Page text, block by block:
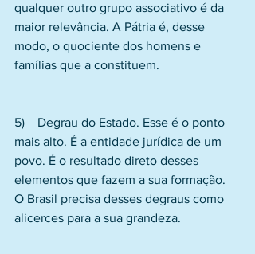
qualquer outro grupo associativo é da
maior relevância. A Pátria é, desse
modo, o quociente dos homens e
famílias que a constituem.
5)    Degrau do Estado. Esse é o ponto
mais alto. É a entidade jurídica de um
povo. É o resultado direto desses
elementos que fazem a sua formação.
O Brasil precisa desses degraus como
alicerces para a sua grandeza.